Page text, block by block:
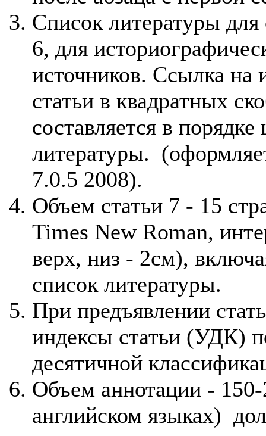
Список литературы
6, для
источников. Ссылка на
статьи в квадратных
составляется в
литературы.
7.0.5 2008).
Объем статьи 7 - 15
Times New Roman,
верх, низ - 2см),
список литературы.
При предъявлении
индексы статьи (УДК)
десятичной
Объем аннотации - 150-
английском языках)